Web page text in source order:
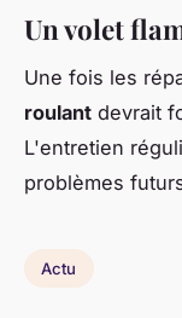
Un volet
Une fois les
roulant devrait
L'entretien
problèmes
Actu